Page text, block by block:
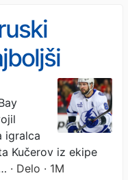
igralca
Kučerov iz ekipe
· Delo · 1M